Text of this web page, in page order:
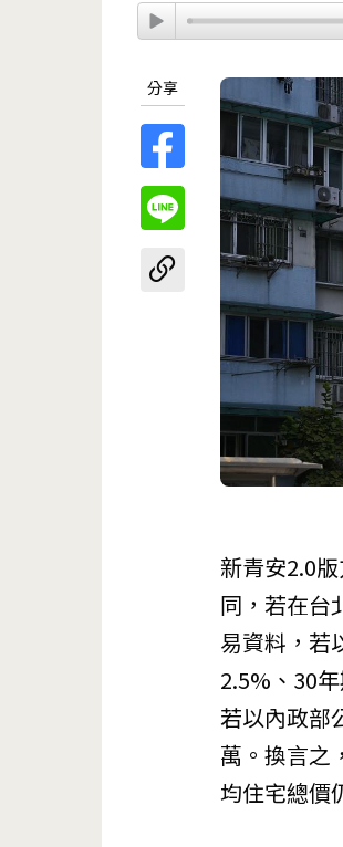
分享
新青安2.0
同，若在台
易資料，若
2.5%、30
若以內政部
萬。換言之
均住宅總價